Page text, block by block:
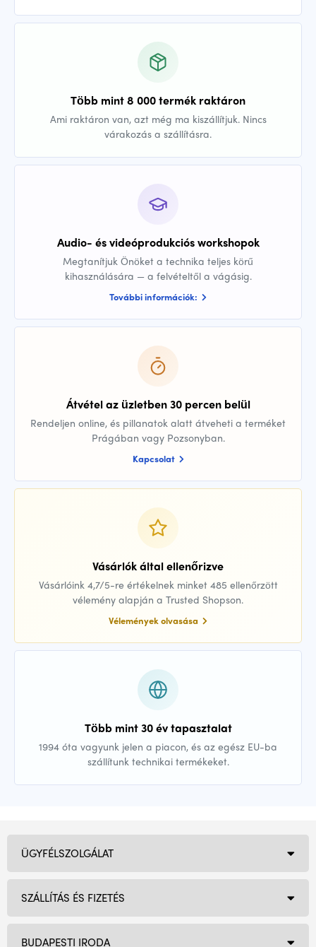
Több mint 8 000 termék raktáron
Ami raktáron van, azt még ma kiszállítjuk. Nincs
várakozás a szállításra.
Audio- és videóprodukciós workshopok
Megtanítjuk Önöket a technika teljes körű
kihasználására — a felvételtől a vágásig.
További információk:
Átvétel az üzletben 30 percen belül
Rendeljen online, és pillanatok alatt átveheti a terméket
Prágában vagy Pozsonyban.
Kapcsolat
Vásárlók által ellenőrizve
Vásárlóink 4,7/5-re értékelnek minket 485 ellenőrzött
vélemény alapján a Trusted Shopson.
Vélemények olvasása
Több mint 30 év tapasztalat
1994 óta vagyunk jelen a piacon, és az egész EU-ba
szállítunk technikai termékeket.
BUDAPESTI IRODA
ÜGYFÉLSZOLGÁLAT
SZÁLLÍTÁS ÉS FIZETÉS